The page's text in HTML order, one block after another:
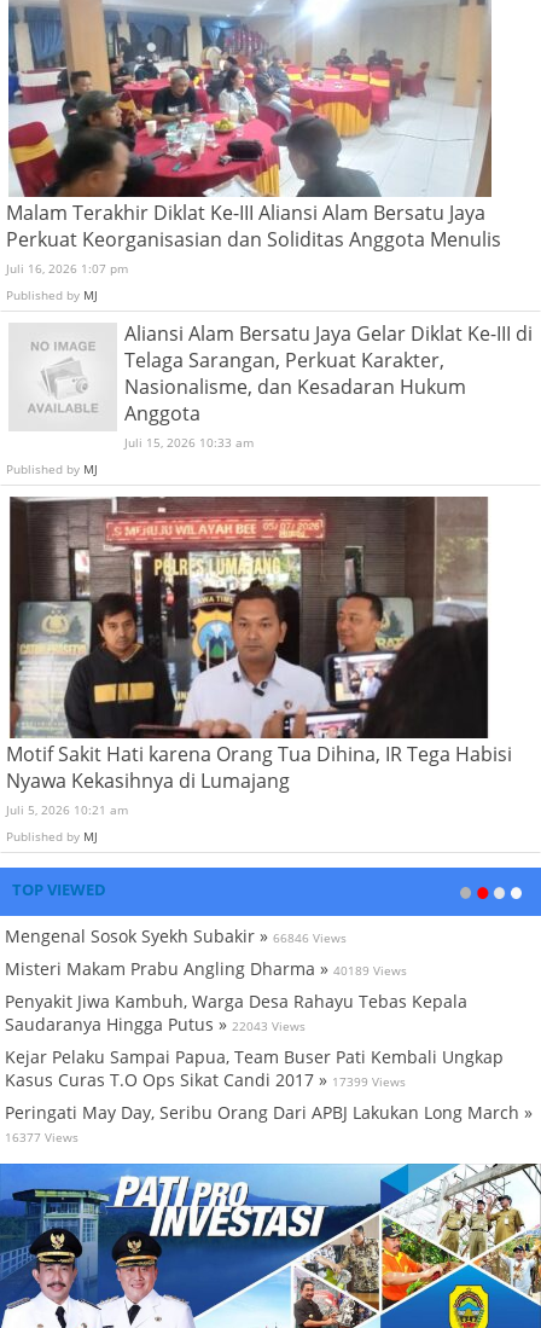
Malam Terakhir Diklat Ke-III Aliansi Alam Bersatu Jaya
Perkuat Keorganisasian dan Soliditas Anggota Menulis
Juli 16, 2026 1:07 pm
Published by MJ
Aliansi Alam Bersatu Jaya Gelar Diklat Ke-III di
Telaga Sarangan, Perkuat Karakter,
Nasionalisme, dan Kesadaran Hukum
Anggota
Juli 15, 2026 10:33 am
Published by MJ
Motif Sakit Hati karena Orang Tua Dihina, IR Tega Habisi
Nyawa Kekasihnya di Lumajang
Juli 5, 2026 10:21 am
Published by MJ
TOP VIEWED
Mengenal Sosok Syekh Subakir » 66846 Views
Misteri Makam Prabu Angling Dharma » 40189 Views
Penyakit Jiwa Kambuh, Warga Desa Rahayu Tebas Kepala
Saudaranya Hingga Putus » 22043 Views
Kejar Pelaku Sampai Papua, Team Buser Pati Kembali Ungkap
Kasus Curas T.O Ops Sikat Candi 2017 » 17399 Views
Peringati May Day, Seribu Orang Dari APBJ Lakukan Long March »
16377 Views